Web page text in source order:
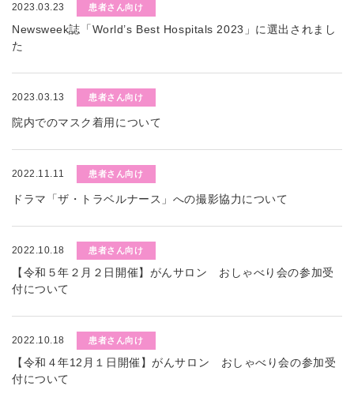
2023.03.23 患者さん向け
Newsweek誌「World’s Best Hospitals 2023」に選出されまし
た
2023.03.13 患者さん向け
院内でのマスク着用について
2022.11.11 患者さん向け
ドラマ「ザ・トラベルナース」への撮影協力について
2022.10.18 患者さん向け
【令和５年２月２日開催】がんサロン おしゃべり会の参加受
付について
2022.10.18 患者さん向け
【令和４年12月１日開催】がんサロン おしゃべり会の参加受
付について